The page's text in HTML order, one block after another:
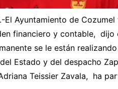
.-El Ayuntamiento de Cozumel
financiero y contable, dijo
se le están
Estado y del despacho
Teissier Zavala, ha